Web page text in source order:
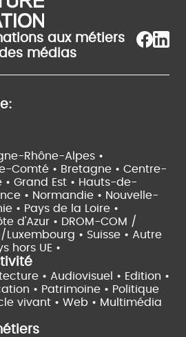
aux métiers
médias
Rhône-Alpes •
Comté • Bretagne • Centre-
• Grand Est • Hauts-de-
• Normandie • Nouvelle-
• Pays de la Loire •
d'Azur • DROM-COM /
Luxembourg • Suisse • Autre
hors UE •
• Audiovisuel • Edition •
• Patrimoine • Politique
vivant • Web • Multimédia